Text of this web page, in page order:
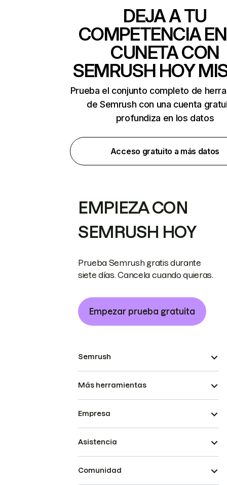
DEJA A TU
COMPETENCIA
CUNETA CON
SEMRUSH HOY
Prueba el conjunto completo de
de Semrush con una cuenta
profundiza en los datos
Acceso gratuito a más datos
EMPIEZA CON
SEMRUSH HOY
Prueba Semrush gratis durante
siete días. Cancela cuando quieras.
Empezar prueba gratuita
Semrush
Más herramientas
Empresa
Asistencia
Comunidad